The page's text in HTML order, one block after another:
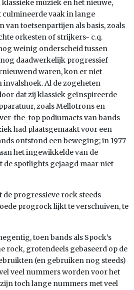
muziek en het nieuwe,
culmineerde vaak in lange
toetsenpartijen als basis, zoals
orkesten of strijkers- c.q.
weinig onderscheid tussen
daadwerkelijk progressief
waren, kon er niet
Al de zogeheten
dat zij klassiek geïnspireerde
zoals Mellotrons en
the-top podiumacts van bands
had plaatsgemaakt voor een
ontstond een beweging; in 1977
het ingewikkelde van de
de spotlights gejaagd maar niet
progressieve rock steeds
progrock lijkt te verschuiven, te
toen bands als Spock’s
rock, grotendeels gebaseerd op de
(en gebruiken nog steeds)
veel nummers worden voor het
toch lange nummers met veel